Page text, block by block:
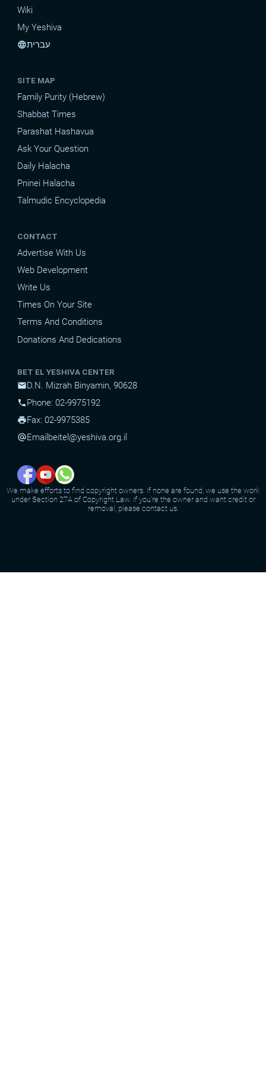
Wiki
My Yeshiva
languageעברית
SITE MAP
Family Purity (Hebrew)
Shabbat Times
Parashat Hashavua
Ask Your Question
Daily Halacha
Pninei Halacha
Talmudic Encyclopedia
CONTACT
Advertise With Us
Web Development
Write Us
Times On Your Site
Terms And Conditions
Donations And Dedications
BET EL YESHIVA CENTER
mailD.N. Mizrah Binyamin, 90628
phonePhone: 02-9975192
printFax: 02-9975385
alternate_emailEmail beitel@yeshiva.org.il
We make efforts to find copyright owners. If none are found, we use the work
under Section 27A of Copyright Law. If you're the owner and want credit or
removal, please contact us.